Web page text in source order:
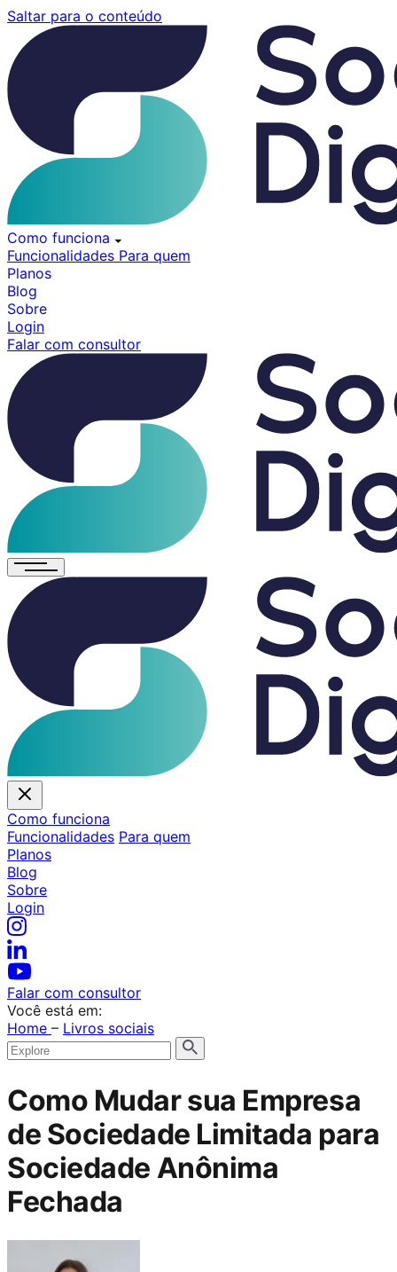
Pular
conteúdo
Saltar para o conteúdo
Como funciona
Funcionalidades Para quem
Planos
Blog
Sobre
Login
Falar com consultor
Como funciona
Funcionalidades Para quem
Planos
Blog
Sobre
Login
Falar com consultor
Você está em:
Home – Livros sociais
Como Mudar sua Empresa
de Sociedade Limitada para
Sociedade Anônima
Fechada